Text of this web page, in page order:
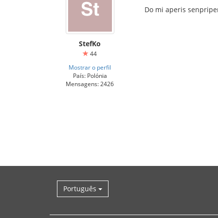
StefKo
44
Mostrar o perfil
País: Polónia
Mensagens: 2426
Do mi aperis
Português